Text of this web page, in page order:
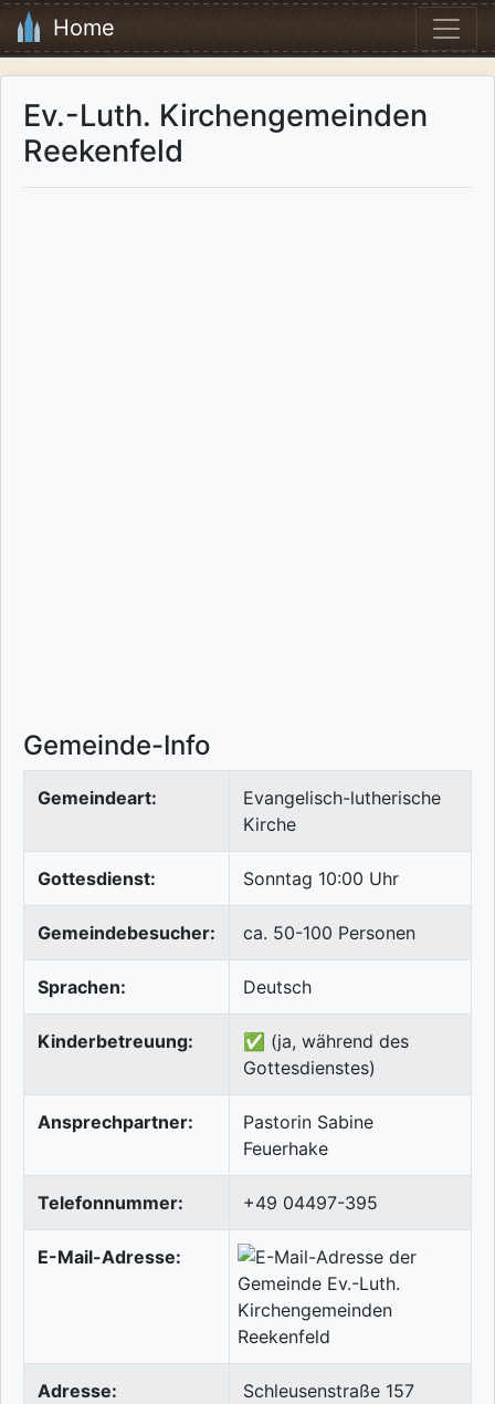
Home
Ev.-Luth. Kirchengemeinden
Reekenfeld
Gemeinde-Info
Gemeindeart:
Evangelisch-lutherische
Kirche
Gottesdienst: Sonntag 10:00 Uhr
Gemeindebesucher: ca. 50-100 Personen
Sprachen: Deutsch
Kinderbetreuung:
✅ (ja, während des
Gottesdienstes)
Ansprechpartner:
Pastorin Sabine
Feuerhake
Telefonnummer: +49 04497-395
E-Mail-Adresse:
Adresse:
Schleusenstraße 157